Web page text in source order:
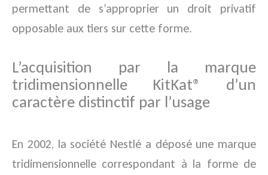
permettant de s’approprier un droit privatif
opposable aux tiers sur cette forme.
L’acquisition par la marque
tridimensionnelle KitKat® d’un
caractère distinctif par l’usage
En 2002, la société Nestlé a déposé une marque
tridimensionnelle correspondant à la forme de